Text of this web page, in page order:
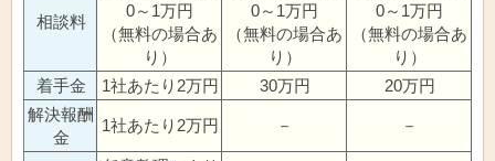
相談料
0～1万円
（無料の場合あ
り）
0～1万円
（無料の場合あ
り）
0～1万円
（無料の場合あ
り）
着手金
1社あたり2万円 30万円
20万円
解決報酬
金
1社あたり2万円 － －